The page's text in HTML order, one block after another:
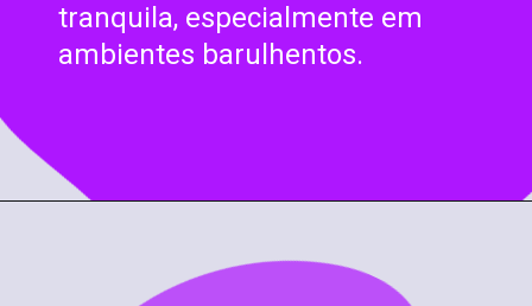
tranquila, especialmente em
ambientes barulhentos.